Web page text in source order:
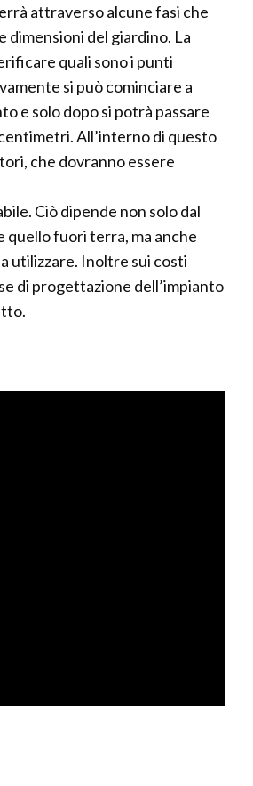
attraverso alcune fasi che
dimensioni del giardino. La
quali sono i punti
si può cominciare a
e solo dopo si potrà passare
All’interno di questo
che dovranno essere
Ciò dipende non solo dal
quello fuori terra, ma anche
utilizzare. Inoltre sui costi
di progettazione dell’impianto